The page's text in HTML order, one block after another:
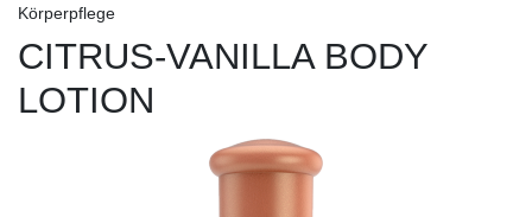
Körperpflege
CITRUS-VANILLA BODY
LOTION